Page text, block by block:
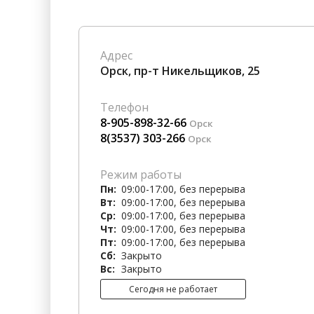
Бытовые услуги Курьерская служба,
Адрес
Орск, пр-т Никельщиков, 25
Телефон
8-905-898-32-66 Орск
8(3537) 303-266 Орск
Режим работы
Пн: 09:00-17:00, без перерыва
Вт: 09:00-17:00, без перерыва
Ср: 09:00-17:00, без перерыва
Чт: 09:00-17:00, без перерыва
Пт: 09:00-17:00, без перерыва
Сб: Закрыто
Вс: Закрыто
Сегодня не работает